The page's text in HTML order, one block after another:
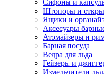
Сифоны и
Штопоры и
Ящики и
Аксесуары
Атомайзеры и
Барная посуда
Ведра для льда
Гейзеры и
Измельчители